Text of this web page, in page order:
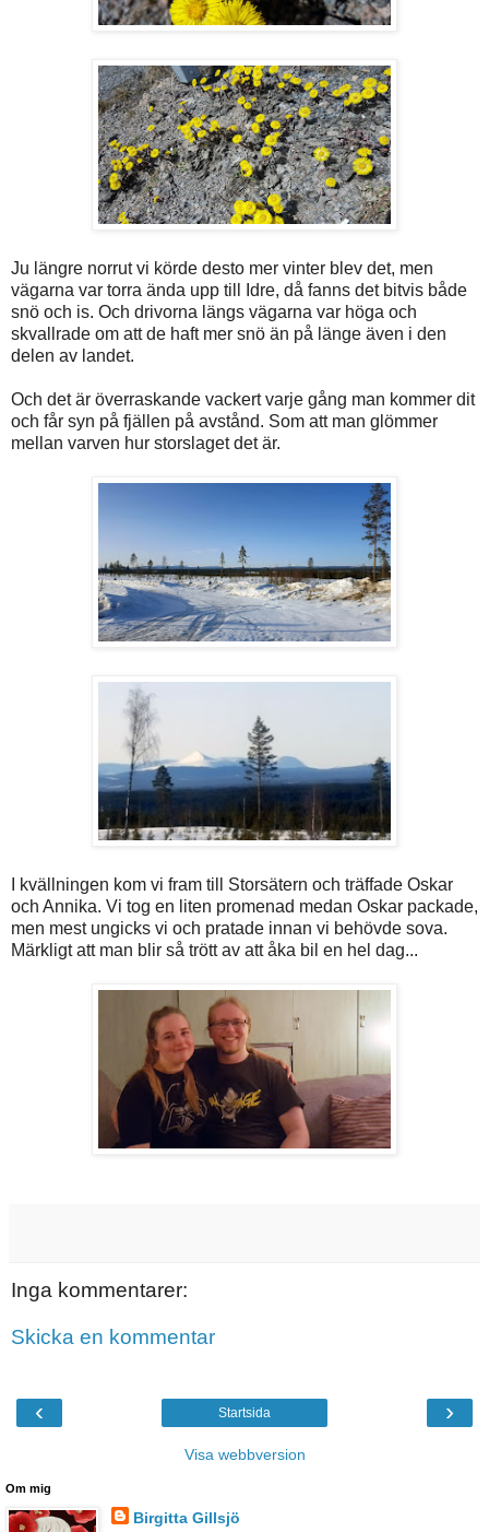
Ju längre norrut vi körde desto mer vinter blev det, men
vägarna var torra ända upp till Idre, då fanns det bitvis både
snö och is. Och drivorna längs vägarna var höga och
skvallrade om att de haft mer snö än på länge även i den
delen av landet.
Och det är överraskande vackert varje gång man kommer dit
och får syn på fjällen på avstånd. Som att man glömmer
mellan varven hur storslaget det är.
I kvällningen kom vi fram till Storsätern och träffade Oskar
och Annika. Vi tog en liten promenad medan Oskar packade,
men mest ungicks vi och pratade innan vi behövde sova.
Märkligt att man blir så trött av att åka bil en hel dag...
Inga kommentarer:
Skicka en kommentar
‹ ›
Startsida
Visa webbversion
Om mig
Birgitta Gillsjö